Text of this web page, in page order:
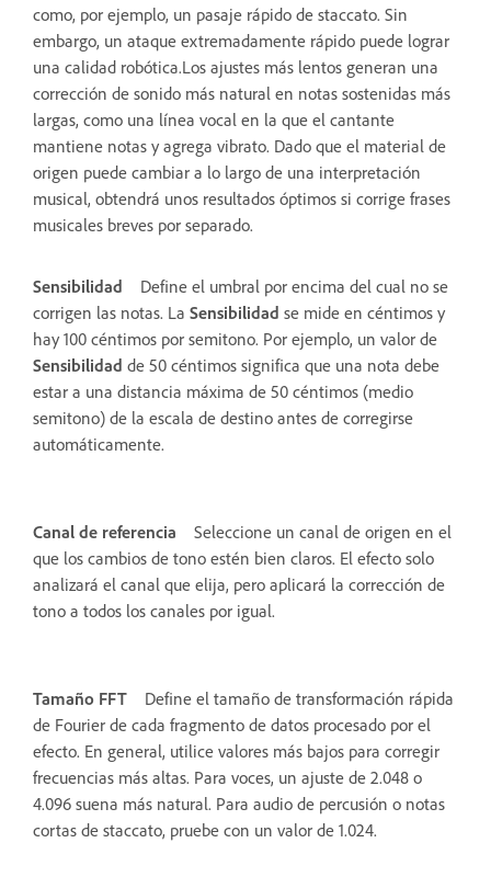
como, por ejemplo, un pasaje rápido de staccato. Sin
embargo, un ataque extremadamente rápido puede lograr
una calidad robótica.Los ajustes más lentos generan una
corrección de sonido más natural en notas sostenidas más
largas, como una línea vocal en la que el cantante
mantiene notas y agrega vibrato. Dado que el material de
origen puede cambiar a lo largo de una interpretación
musical, obtendrá unos resultados óptimos si corrige frases
musicales breves por separado.
Sensibilidad
Define el umbral por encima del cual no se
corrigen las notas. La Sensibilidad se mide en céntimos y
hay 100 céntimos por semitono. Por ejemplo, un valor de
Sensibilidad de 50 céntimos significa que una nota debe
estar a una distancia máxima de 50 céntimos (medio
semitono) de la escala de destino antes de corregirse
automáticamente.
Canal de referencia
Seleccione un canal de origen en el
que los cambios de tono estén bien claros. El efecto solo
analizará el canal que elija, pero aplicará la corrección de
tono a todos los canales por igual.
Tamaño FFT
Define el tamaño de transformación rápida
de Fourier de cada fragmento de datos procesado por el
efecto. En general, utilice valores más bajos para corregir
frecuencias más altas. Para voces, un ajuste de 2.048 o
4.096 suena más natural. Para audio de percusión o notas
cortas de staccato, pruebe con un valor de 1.024.